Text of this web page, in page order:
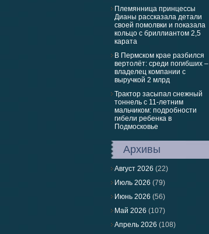
Племянница принцессы
Дианы рассказала детали
своей помолвки и показала
кольцо с бриллиантом 2,5
карата
В Пермском крае разбился
вертолёт: среди погибших –
владелец компании с
выручкой 2 млрд
Трактор засыпал снежный
тоннель с 11-летним
мальчиком: подробности
гибели ребенка в
Подмосковье
Архивы
Август 2026 (22)
Июль 2026 (79)
Июнь 2026 (56)
Май 2026 (107)
Апрель 2026 (108)